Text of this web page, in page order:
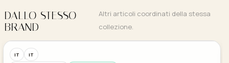
DALLO STESSO
BRAND
Altri articoli coordinati della stessa
collezione.
Acquisto Veloce
IT IT